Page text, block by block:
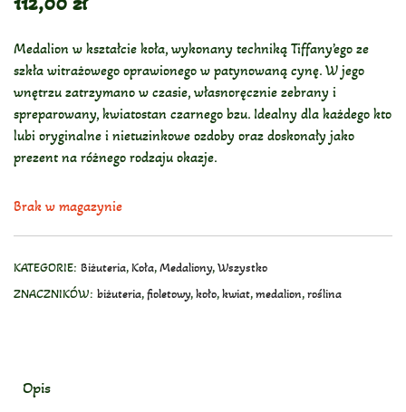
Medalion w kształcie koła, wykonany techniką Tiffany’ego ze
szkła witrażowego oprawionego w patynowaną cynę. W jego
wnętrzu zatrzymano w czasie, własnoręcznie zebrany i
spreparowany, kwiatostan czarnego bzu. Idealny dla każdego kto
lubi oryginalne i nietuzinkowe ozdoby oraz doskonały jako
prezent na różnego rodzaju okazje.
Brak w magazynie
KATEGORIE: Biżuteria,Koła,Medaliony,Wszystko
ZNACZNIKÓW: biżuteria,fioletowy,koło,kwiat,medalion,roślina
Opis